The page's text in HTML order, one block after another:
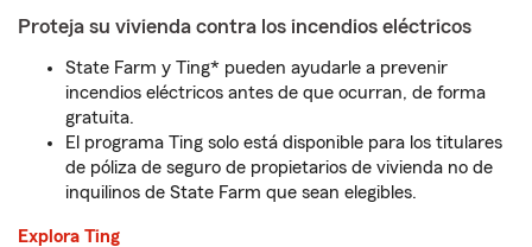
Proteja su vivienda contra los incendios eléctricos
State Farm y Ting* pueden ayudarle a prevenir
incendios eléctricos antes de que ocurran, de forma
gratuita.
El programa Ting solo está disponible para los titulares
de póliza de seguro de propietarios de vivienda no de
inquilinos de State Farm que sean elegibles.
Explora Ting